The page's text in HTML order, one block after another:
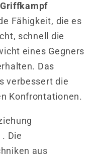
Griffkampf
Fähigkeit, die es
schnell die
eines Gegners
Das
verbessert die
Konfrontationen.
. Die
aus